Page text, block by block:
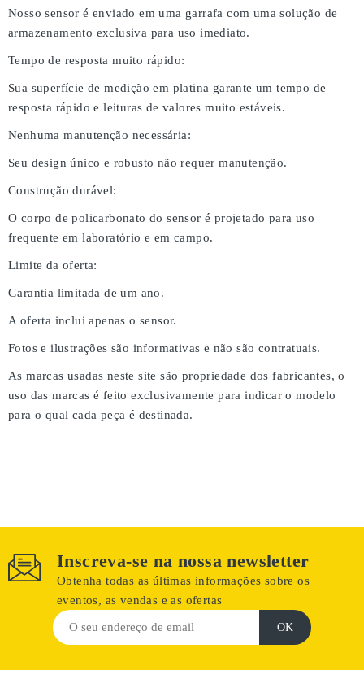
Nosso sensor é enviado em uma garrafa com uma solução de
armazenamento exclusiva para uso imediato.
Tempo de resposta muito rápido:
Sua superfície de medição em platina garante um tempo de
resposta rápido e leituras de valores muito estáveis.
Nenhuma manutenção necessária:
Seu design único e robusto não requer manutenção.
Construção durável:
O corpo de policarbonato do sensor é projetado para uso
frequente em laboratório e em campo.
Limite da oferta:
Garantia limitada de um ano.
A oferta inclui apenas o sensor.
Fotos e ilustrações são informativas e não são contratuais.
As marcas usadas neste site são propriedade dos fabricantes, o
uso das marcas é feito exclusivamente para indicar o modelo
para o qual cada peça é destinada.
Inscreva-se na nossa newsletter
Obtenha todas as últimas informações sobre os
eventos, as vendas e as ofertas